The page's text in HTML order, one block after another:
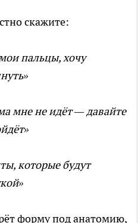
скажите:
пальцы, хочу
мне не идёт — давайте
которые будут
форму под анатомию,